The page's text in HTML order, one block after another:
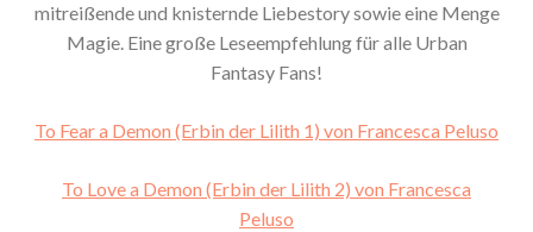
mitreißende und knisternde Liebestory sowie eine Menge
Magie. Eine große Leseempfehlung für alle Urban
Fantasy Fans!
To Fear a Demon (Erbin der Lilith 1) von Francesca Peluso
To Love a Demon (Erbin der Lilith 2) von Francesca
Peluso